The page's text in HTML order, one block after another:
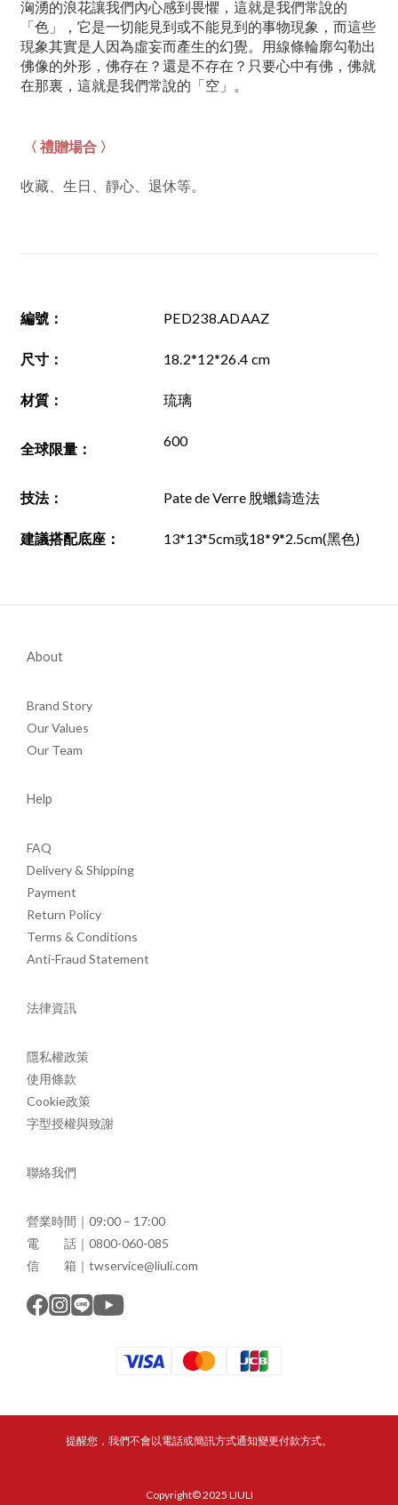
洶湧的浪花讓我們內心感到畏懼，這就是我們常說的
「色」，它是一切能見到或不能見到的事物現象，而這些
現象其實是人因為虛妄而產生的幻覺。用線條輪廓勾勒出
佛像的外形，佛存在？還是不存在？只要心中有佛，佛就
在那裏，這就是我們常說的「空」。
〈 禮贈場合 〉
收藏、生日、靜心、退休等。
編號 ： PED238.ADAAZ
尺寸 ： 18.2*12*26.4 cm
材質 ： 琉璃
全球限量： 600
技法： Pate de Verre 脫蠟鑄造法
建議搭配底座 ： 13*13*5cm或18*9*2.5cm(黑色)
About
Brand Story
Our Values
Our Team
Help
FAQ
Delivery & Shipping
Payment
Return Policy
Terms & Conditions
Anti-Fraud Statement
法律資訊
隱私權政策
使用條款
Cookie政策
字型授權與致謝
聯絡我們
營業時間｜09:00 – 17:00
電 話｜0800-060-085
信 箱｜twservice@liuli.com
提醒您，我們不會以電話或簡訊方式通知變更付款方式。
Copyright© 2025 LIULI